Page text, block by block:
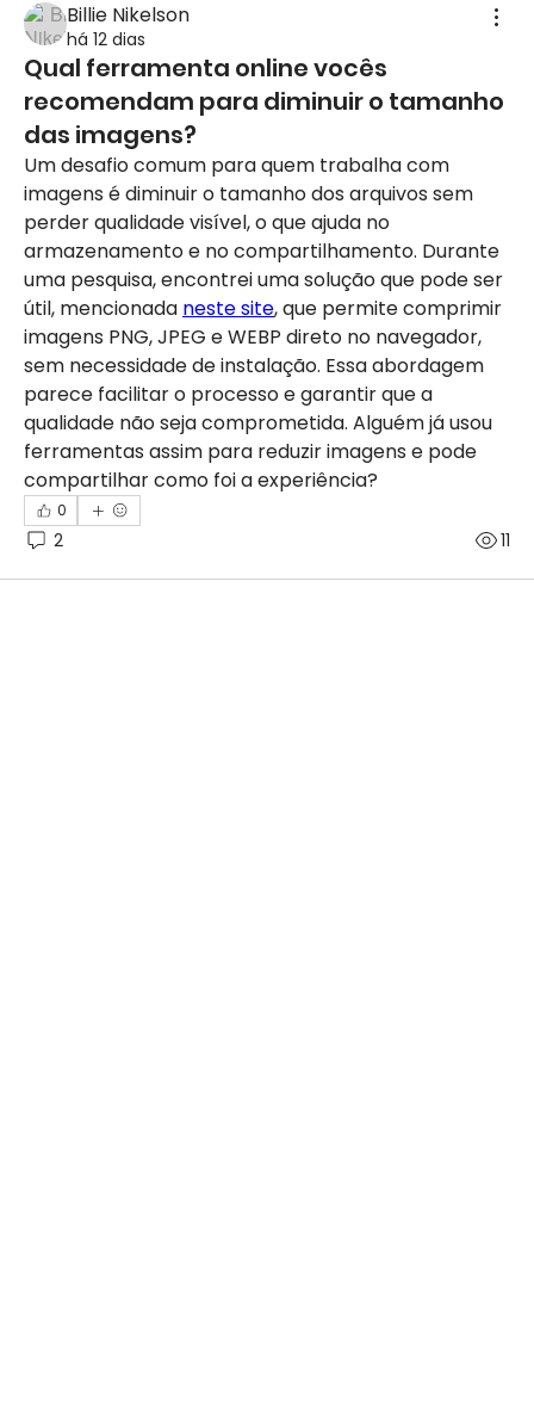
Billie Nikelson
há 12 dias
Qual ferramenta online vocês
recomendam para diminuir o tamanho
das imagens?
Um desafio comum para quem trabalha com
imagens é diminuir o tamanho dos arquivos sem
perder qualidade visível, o que ajuda no
armazenamento e no compartilhamento. Durante
uma pesquisa, encontrei uma solução que pode ser
útil, mencionada neste site, que permite comprimir
imagens PNG, JPEG e WEBP direto no navegador,
sem necessidade de instalação. Essa abordagem
parece facilitar o processo e garantir que a
qualidade não seja comprometida. Alguém já usou
ferramentas assim para reduzir imagens e pode
compartilhar como foi a experiência?
0
2 11